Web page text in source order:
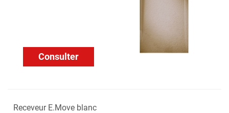
Consulter
Receveur E.Move blanc